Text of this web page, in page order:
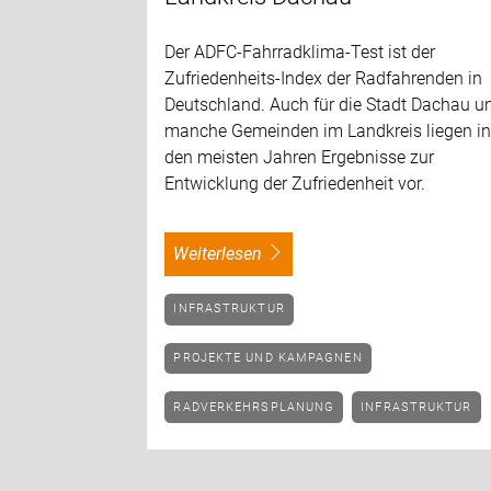
Der ADFC-Fahrradklima-Test ist der
Zufriedenheits-Index der Radfahrenden in
Deutschland. Auch für die Stadt Dachau
manche Gemeinden im Landkreis liegen in
den meisten Jahren Ergebnisse zur
Entwicklung der Zufriedenheit vor.
weiterlesen
INFRASTRUKTUR
PROJEKTE UND KAMPAGNEN
RADVERKEHRSPLANUNG INFRASTRUKTUR